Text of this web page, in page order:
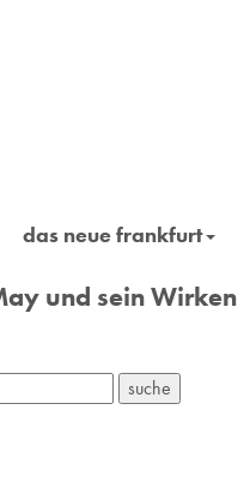
das neue frankfurt
und sein Wirken